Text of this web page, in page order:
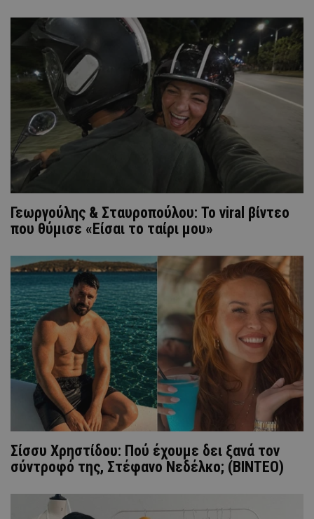
Γεωργούλης & Σταυροπούλου: Το viral βίντεο
που θύμισε «Είσαι το ταίρι μου»
Σίσσυ Χρηστίδου: Πού έχουμε δει ξανά τον
σύντροφό της, Στέφανο Νεδέλκο; (ΒΙΝΤΕΟ)